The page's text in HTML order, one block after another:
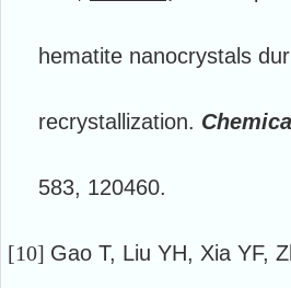
hematite nanocrystals
recrystallization.
583, 120460.
[10] Gao T, Liu YH, Xia YF,